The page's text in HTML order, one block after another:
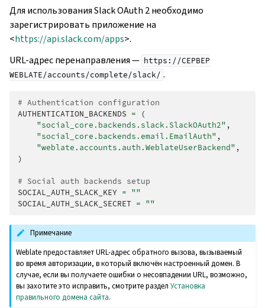
Для использования Slack OAuth 2 необходимо
зарегистрировать приложение на
<https://api.slack.com/apps>.
URL-адрес перенаправления — https://СЕРВЕР
WEBLATE/accounts/complete/slack/ .
# Authentication configuration
AUTHENTICATION_BACKENDS =
(
"social_core.backends.slack.SlackOAuth2" ,
"social_core.backends.email.EmailAuth" ,
"weblate.accounts.auth.WeblateUserBackend" ,
)
# Social auth backends setup
SOCIAL_AUTH_SLACK_KEY = ""
SOCIAL_AUTH_SLACK_SECRET = ""
Примечание
Weblate предоставляет URL-адрес обратного вызова, вызываемый
во время авторизации, в который включён настроенный домен. В
случае, если вы получаете ошибки о несовпадении URL, возможно,
вы захотите это исправить, смотрите разделУстановка
правильного домена сайта.